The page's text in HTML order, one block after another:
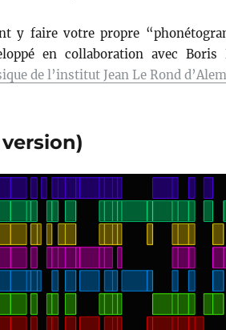
y faire votre propre
en collaboration avec Boris
de l’institut Jean Le Rond